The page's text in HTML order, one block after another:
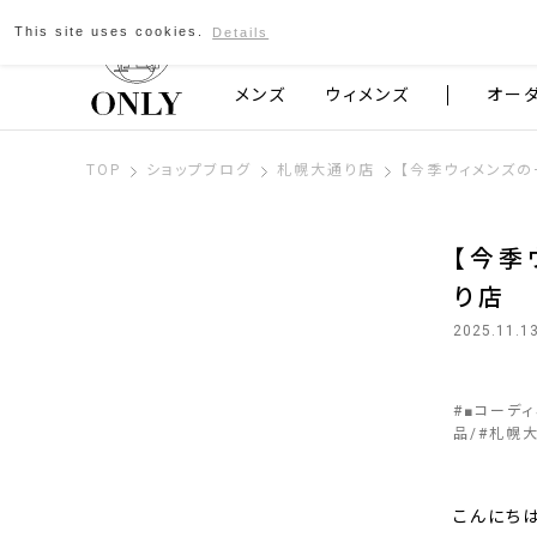
京都発のスーツブランド ONLY
メンズ ウィメンズ オー
TOP ショップブログ 札幌大通り店 【今季ウィメンズ
【今
り店
#■コーデ
品
#札幌
こんにち
This site uses cookies. Details